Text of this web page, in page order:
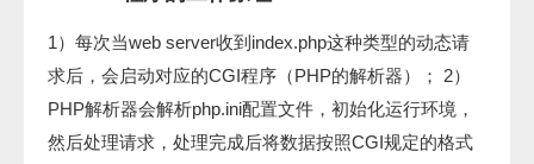
1）每次当web server收到index.php这种类型的动态请
求后，会启动对应的CGI程序（PHP的解析器）； 2）
PHP解析器会解析php.ini配置文件，初始化运行环境，
然后处理请求，处理完成后将数据按照CGI规定的格式